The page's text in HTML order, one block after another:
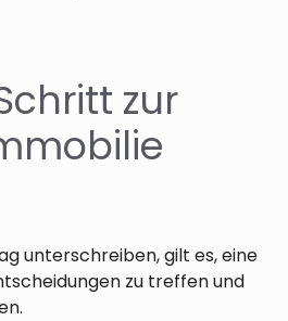
zur
unterschreiben, gilt es, eine
zu treffen und